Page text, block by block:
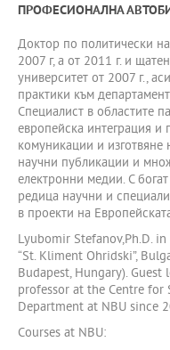
ПРОФЕСИОНАЛНА
Доктор по политически
2007 г, а от 2011 г. и
университет от 2007 г.,
практики към
Специалист в областите
европейска интеграция и
комуникации и изготвяне
научни публикации и
електронни медии. С
редица научни и
в проекти на
Lyubomir Stefanov,Ph.D.
“St. Kliment Ohridski”,
Budapest, Hungary).
professor at the Centre
Department at NBU since
Courses at NBU: